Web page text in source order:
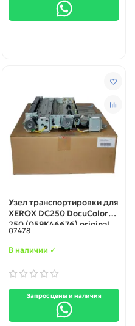
Узел транспортировки для
XEROX DC250 DocuColor
250 (059K46676) original
07478
В наличии ✓
Запрос цены и наличия